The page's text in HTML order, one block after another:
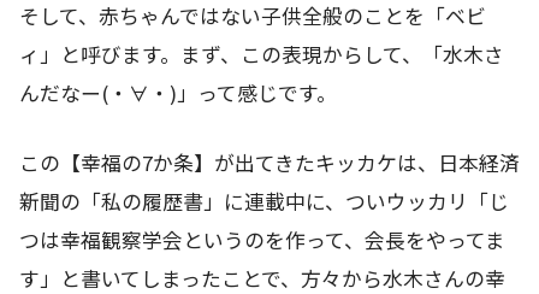
そして、赤ちゃんではない子供全般のことを「ベビ
ィ」と呼びます。まず、この表現からして、「水木さ
んだなー(・∀・)」って感じです。
この【幸福の7か条】が出てきたキッカケは、日本経済
新聞の「私の履歴書」に連載中に、ついウッカリ「じ
つは幸福観察学会というのを作って、会長をやってま
す」と書いてしまったことで、方々から水木さんの幸